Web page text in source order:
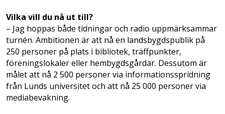
Vilka vill du nå ut till?
– Jag hoppas både tidningar och radio uppmärksammar
turnén. Ambitionen är att nå en landsbygdspublik på
250 personer på plats i bibliotek, träffpunkter,
föreningslokaler eller hembygdsgårdar. Dessutom är
målet att nå 2 500 personer via informationsspridning
från Lunds universitet och att nå 25 000 personer via
mediabevakning.